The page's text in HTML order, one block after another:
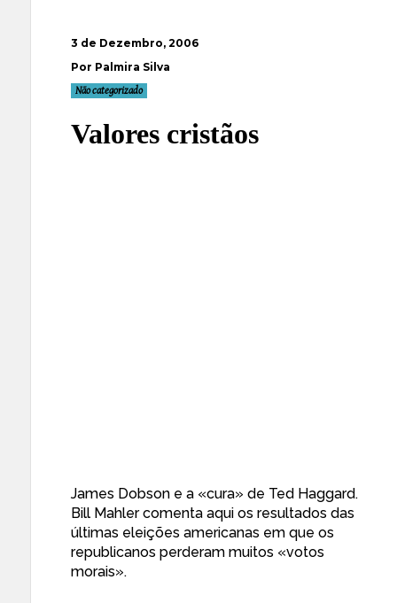
3 de Dezembro, 2006
Por Palmira Silva
Não categorizado
Valores cristãos
James Dobson e a «cura» de Ted Haggard.
Bill Mahlercomenta aqui os resultados das
últimas eleições americanas em que os
republicanos perderam muitos «votos
morais».